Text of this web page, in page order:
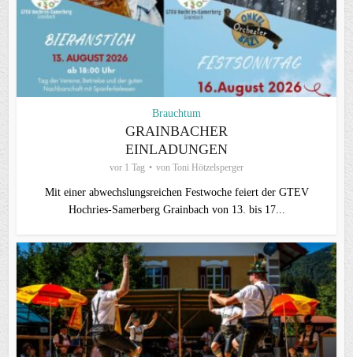
Brauchtum
GRAINBACHER
EINLADUNGEN
vor 1 Tag von Toni Hötzelsperger
Mit einer abwechslungsreichen Festwoche feiert der GTEV
Hochries-Samerberg Grainbach von 13. bis 17...